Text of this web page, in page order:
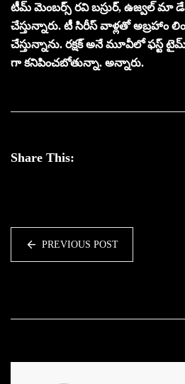
టీమ్ మెంబర్స్ రవి బస్రుర్, ఉజ్వల్ మా
చేస్తున్నారు. టీ సిరీస్ వాళ్లతో అబ్రహాం
చేస్తున్నాను. రక్షక్ అనే మూవీలో ఫస్ట్
గా కనిపించబోతున్నా. అన్నారు.
Share This:
PREVIOUS POST